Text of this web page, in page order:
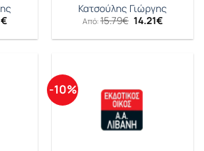
€Η
τιμή
Κατσούλης Γιώργης
Από: 15.79€ Original
was:
14.21€Η
τιμή
-10%